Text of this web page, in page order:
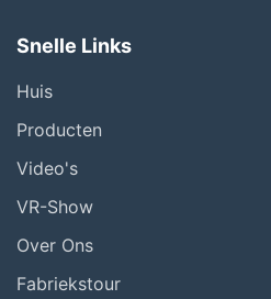
Snelle Links
Huis
Producten
Video's
VR-Show
Over Ons
Fabriekstour